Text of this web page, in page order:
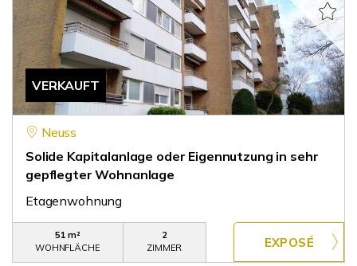
VERKAUFT
Neuss
Solide Kapitalanlage oder Eigennutzung in sehr
gepflegter Wohnanlage
Etagenwohnung
51 m²
WOHNFLÄCHE
2
ZIMMER